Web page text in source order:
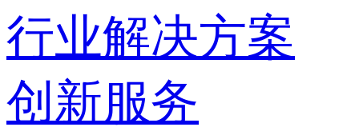
行业解决方案
创新服务